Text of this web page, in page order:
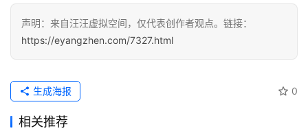
声明：来自汪汪虚拟空间，仅代表创作者观点。链接：
https://eyangzhen.com/7327.html
0
生成海报
相关推荐